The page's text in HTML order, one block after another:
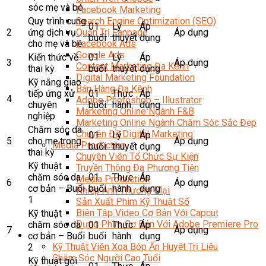
Facebook Marketing
Search Engine Optimization (SEO)
Quản Trị Fanpage
Facebook Ads
Google Ads
Content Marketing Đa Kênh
Digital Marketing Foundation
Bán Hàng Đa Kênh
Adobe Photoshop – Illustrator
Marketing Online Ngành F&B
Marketing Online Ngành Chăm Sóc Sắc Đẹp
Chuyên Đề Digital Marketing
Media Production
Chuyên Viên Tổ Chức Sự Kiện
Truyền Thông Đa Phương Tiện
Media Production
Nhiếp Ảnh Thương Mại
Sản Xuất Phim Kỹ Thuật Số
Biên Tập Video Cơ Bản Với Capcut
Dựng Phim Cơ Bản Với Adobe Premiere Pro
Sức Khỏe
Kỹ Thuật Viên Xoa Bóp Ấn Huyệt Trị Liệu
Chăm Sóc Người Cao Tuổi
sóc mẹ và bé
2
Quy trình cung
ứng dịch vụ
cho mẹ và bé
01
buổi
Lý
thuyết
Áp
dụng
Áp dụng
3
Kiến thức về
thai kỳ
01
buổi
Lý
thuyết
Áp
dụng
Áp dụng
4
Kỹ năng giao
tiếp ứng xử
chuyên
nghiệp
01
buổi
Thực
hành
Áp
dụng
5
Chăm sóc da
cho mẹ trong
thai kỳ
01
buổi
Lý
thuyết
Áp
dụng
Áp dụng
6
Kỹ thuật
chăm sóc da
cơ bản – Buổi
1
01
buổi
Thực
hành
Áp
dụng
Áp dụng
7
Kỹ thuật
chăm sóc da
cơ bản – Buổi
2
01
buổi
Thực
hành
Áp
dụng
Áp dụng
Kỹ thuật gội